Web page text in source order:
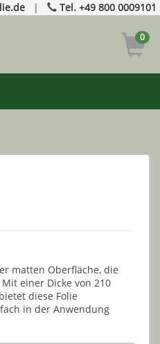
| Tel. +49 800 0009101
0
matten Oberfläche, die
einer Dicke von 210
diese Folie
in der Anwendung